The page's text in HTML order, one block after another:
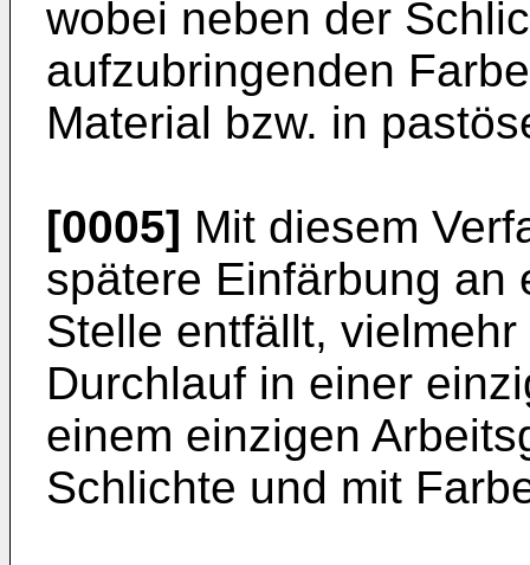
wobei neben der
aufzubringenden
Material bzw. in
[0005] Mit diesem
spätere Einfärbung an
Stelle entfällt,
Durchlauf in einer
einem einzigen
Schlichte und mit